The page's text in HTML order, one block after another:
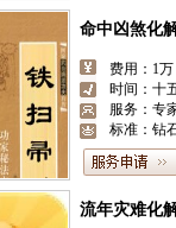
嫁娶择日
费用：1000
时间：五
服务：专
标准：钻
动土择日